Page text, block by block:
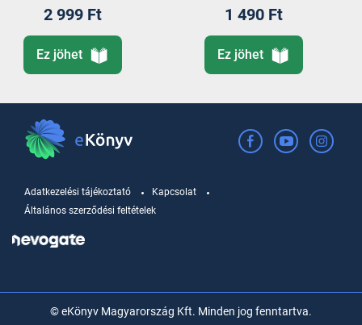
2 999 Ft
Ez jöhet
1 490 Ft
Ez jöhet
Adatkezelési tájékoztató
Kapcsolat
Általános szerződési feltételek
© eKönyv Magyarország Kft. Minden jog fenntartva.